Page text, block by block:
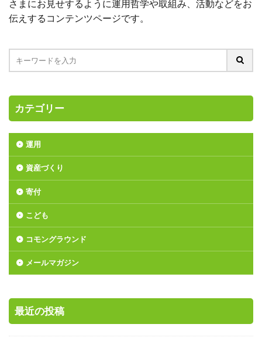
さまにお見せするように運用哲学や取組み、活動などをお
伝えするコンテンツページです。
カテゴリー
運用
資産づくり
寄付
こども
コモングラウンド
メールマガジン
最近の投稿